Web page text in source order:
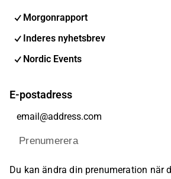
Morgonrapport
Inderes nyhetsbrev
Nordic Events
E-postadress
Prenumerera
Du kan ändra din prenumeration när